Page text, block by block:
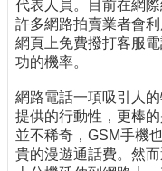
代表人員。目前在網
許多網路拍賣業者會
網頁上免費撥打客服
功的機率。
網路電話一項吸引人
提供的行動性，更棒
並不稀奇，GSM手機
貴的漫遊通話費。然